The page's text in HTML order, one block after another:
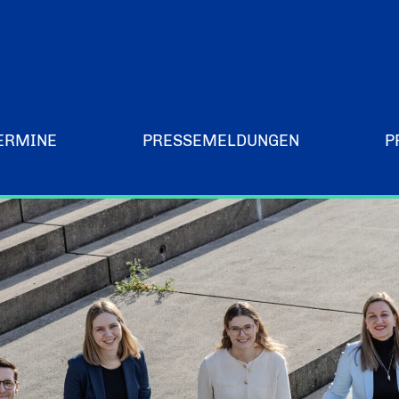
PRESSEMELDUNGEN
Merchandising-Klamotten